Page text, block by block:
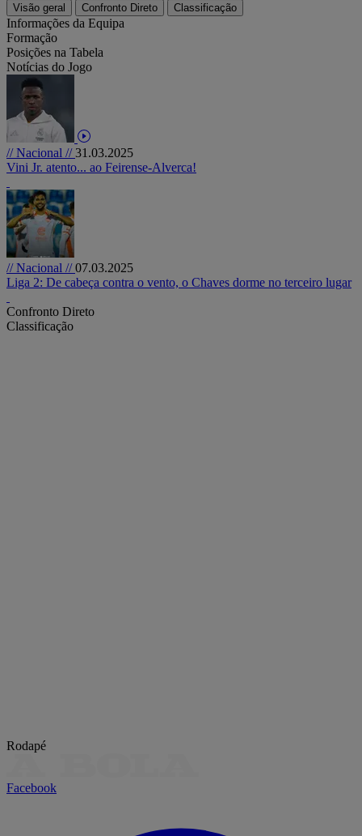
Visão geral Confronto Direto Classificação
Informações da Equipa
Formação
Posições na Tabela
Notícias do Jogo
// Nacional //31.03.2025
Vini Jr. atento... ao Feirense-Alverca!
// Nacional //07.03.2025
Liga 2: De cabeça contra o vento, o Chaves dorme no terceiro lugar
Confronto Direto
Classificação
Rodapé
Facebook